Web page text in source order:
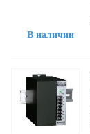
В наличии